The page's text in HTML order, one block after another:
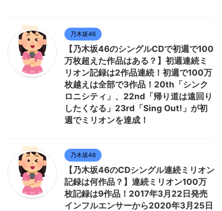
乃木坂46
【乃木坂46のシングルCDで初週で100
万枚超えた作品はある？】初週連続ミ
リオン記録は2作品連続！初週で100万
枚越えは全部で3作品！20th「シンク
ロニシティ」、22nd「帰り道は遠回り
したくなる」23rd「Sing Out!」が初
週でミリオンを達成！
乃木坂46
【乃木坂46のCDシングル連続ミリオン
記録は何作品？】連続ミリオン100万
枚記録は9作品！2017年3月22日発売
インフルエンサーから2020年3月25日